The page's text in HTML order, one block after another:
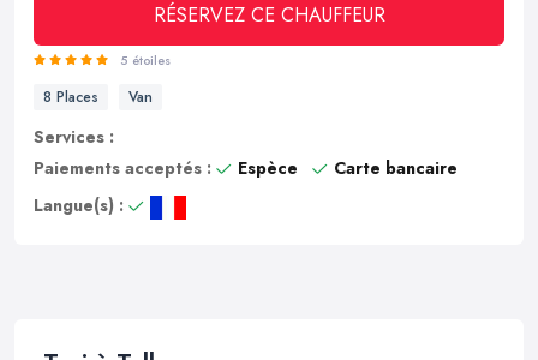
RÉSERVEZ CE CHAUFFEUR
5 étoiles
8 Places Van
Services :
Paiements acceptés :
Espèce
Carte bancaire
Langue(s) :